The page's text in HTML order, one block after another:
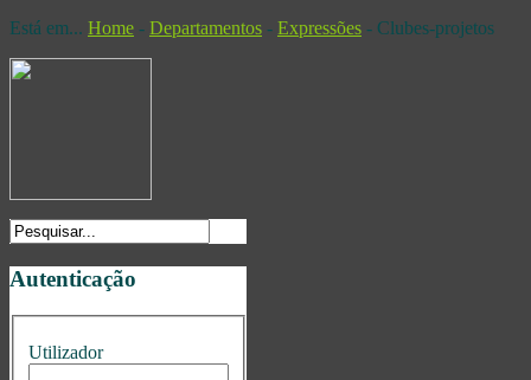
Está em... Home - Departamentos - Expressões - Clubes-projetos
Autenticação
Utilizador